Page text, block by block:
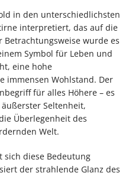
in den unterschiedlichsten
interpretiert, das auf die
wurde es
Symbol für Leben und
eine hohe
immensen Wohlstand. Der
für alles Höhere – es
Seltenheit,
Überlegenheit des
Welt.
diese Bedeutung
der strahlende Glanz des